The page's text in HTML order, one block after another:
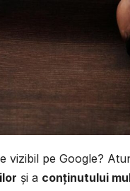
vizibil pe Google?
și a conținutului